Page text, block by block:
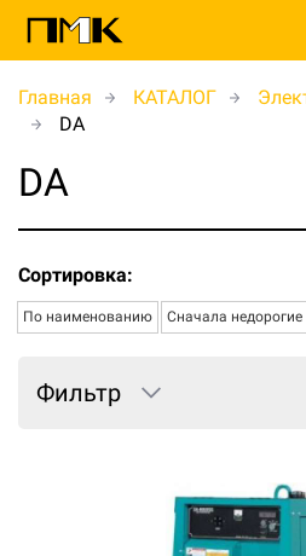
Главная КАТАЛОГ
DA
DA
Сортировка:
По наименованию Сначала недорогие
Фильтр